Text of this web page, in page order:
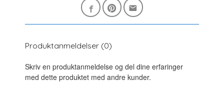
Produktanmeldelser (0)
Skriv en produktanmeldelse og del dine erfaringer
med dette produktet med andre kunder.